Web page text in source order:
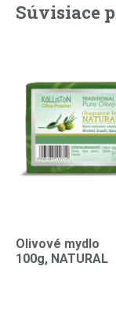
Súvisiace
Olivové mydlo
100g, NATURAL